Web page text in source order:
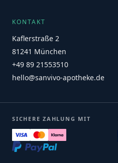
KONTAKT
Kaflerstraße 2
81241 München
+49 89 21553510
hello@sanvivo-apotheke.de
SICHERE ZAHLUNG MIT